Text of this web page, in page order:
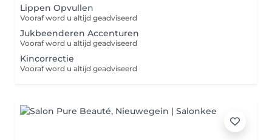
Lippen Opvullen
Vooraf word u altijd geadviseerd
Jukbeenderen Accenturen
Vooraf word u altijd geadviseerd
Kincorrectie
Vooraf word u altijd geadviseerd